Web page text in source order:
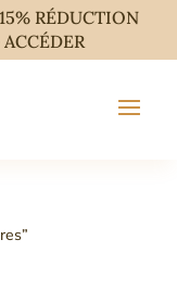
RÉDUCTION
ACCÉDER